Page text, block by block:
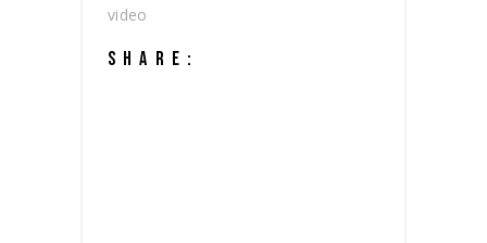
video
SHARE: